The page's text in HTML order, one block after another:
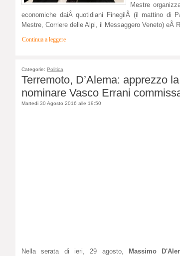
Mestre
economiche daiÂquotidiani FinegilÂ (il mattino di
Mestre, Corriere delle Alpi, il Messaggero Veneto) eÂ
Continua a leggere
Categorie: Politica
Terremoto, D’Alema: apprezzo
nominare Vasco Errani
Martedi 30 Agosto 2016 alle 19:50
Nella serata di ieri, 29 agosto, Massimo